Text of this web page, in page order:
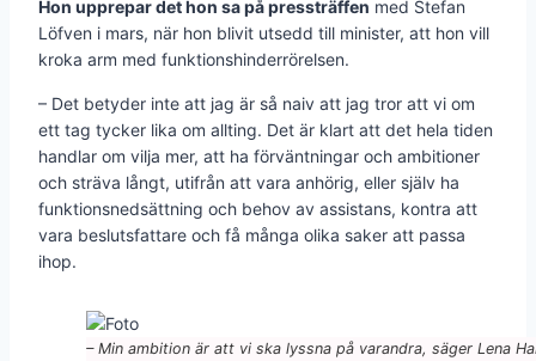
Hon upprepar det hon sa på pressträffen med Stefan
Löfven i mars, när hon blivit utsedd till minister, att hon vill
kroka arm med funktionshinderrörelsen.
– Det betyder inte att jag är så naiv att jag tror att vi om
ett tag tycker lika om allting. Det är klart att det hela tiden
handlar om vilja mer, att ha förväntningar och ambitioner
och sträva långt, utifrån att vara anhörig, eller själv ha
funktionsnedsättning och behov av assistans, kontra att
vara beslutsfattare och få många olika saker att passa
ihop.
– Min ambition är att vi ska lyssna på varandra, säger Lena